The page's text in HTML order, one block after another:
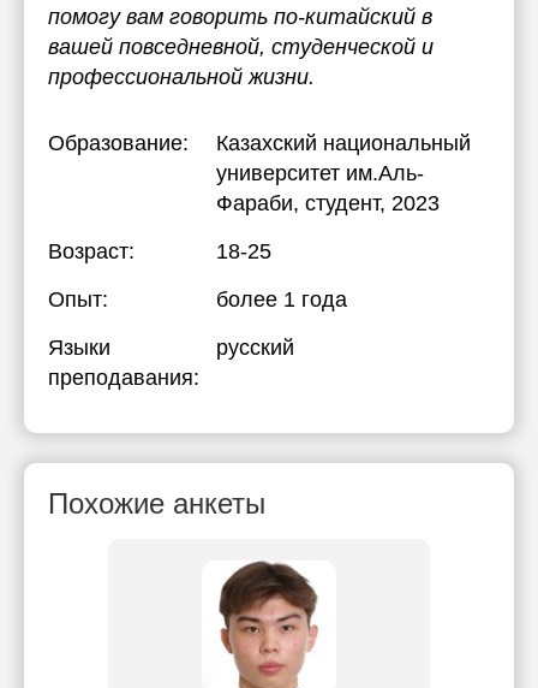
помогу вам говорить по-китайский в
вашей повседневной, студенческой и
профессиональной жизни.
Образование:
Казахский национальный
университет им.Аль-
Фараби, студент, 2023
Возраст:
18-25
Опыт:
более 1 года
Языки
преподавания:
русский
Похожие анкеты